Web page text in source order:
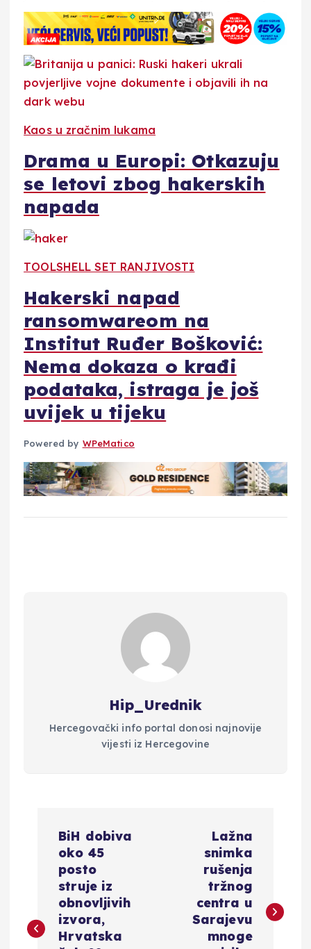
Kaos u zračnim lukama
Drama u Europi: Otkazuju
se letovi zbog hakerskih
napada
TOOLSHELL SET RANJIVOSTI
Hakerski napad
ransomwareom na
Institut Ruđer Bošković:
Nema dokaza o krađi
podataka, istraga je još
uvijek u tijeku
Powered by WPeMatico
Hip_Urednik
Hercegovački info portal donosi najnovije
vijesti iz Hercegovine
i
BiH dobiva
oko 45
posto
struje iz
obnovljivih
izvora,
Hrvatska
Lažna
snimka
rušenja
tržnog
centra u
Sarajevu
mnoge